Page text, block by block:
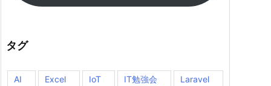
タグ
AI Excel IoT IT勉強会 Laravel